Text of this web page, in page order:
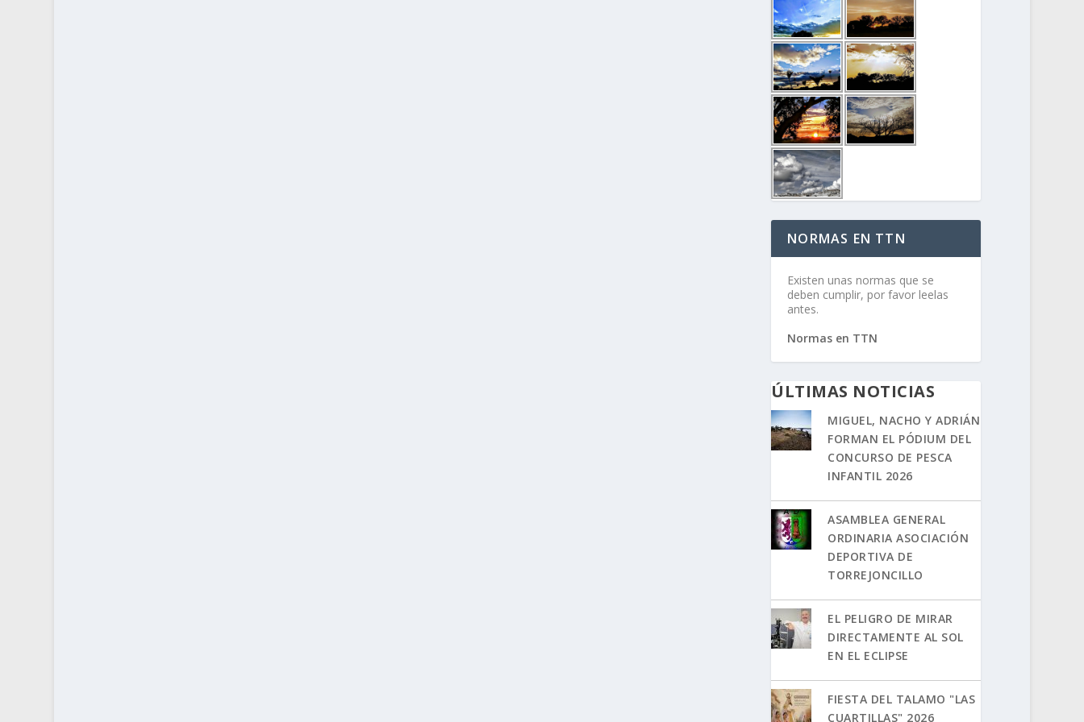
NORMAS EN TTN
Existen unas normas que se
deben cumplir, por favor leelas
antes.
Normas en TTN
ÚLTIMAS NOTICIAS
MIGUEL, NACHO Y ADRIÁN
FORMAN EL PÓDIUM DEL
CONCURSO DE PESCA
INFANTIL 2026
ASAMBLEA GENERAL
ORDINARIA ASOCIACIÓN
DEPORTIVA DE
TORREJONCILLO
EL PELIGRO DE MIRAR
DIRECTAMENTE AL SOL
EN EL ECLIPSE
FIESTA DEL TALAMO "LAS
CUARTILLAS" 2026